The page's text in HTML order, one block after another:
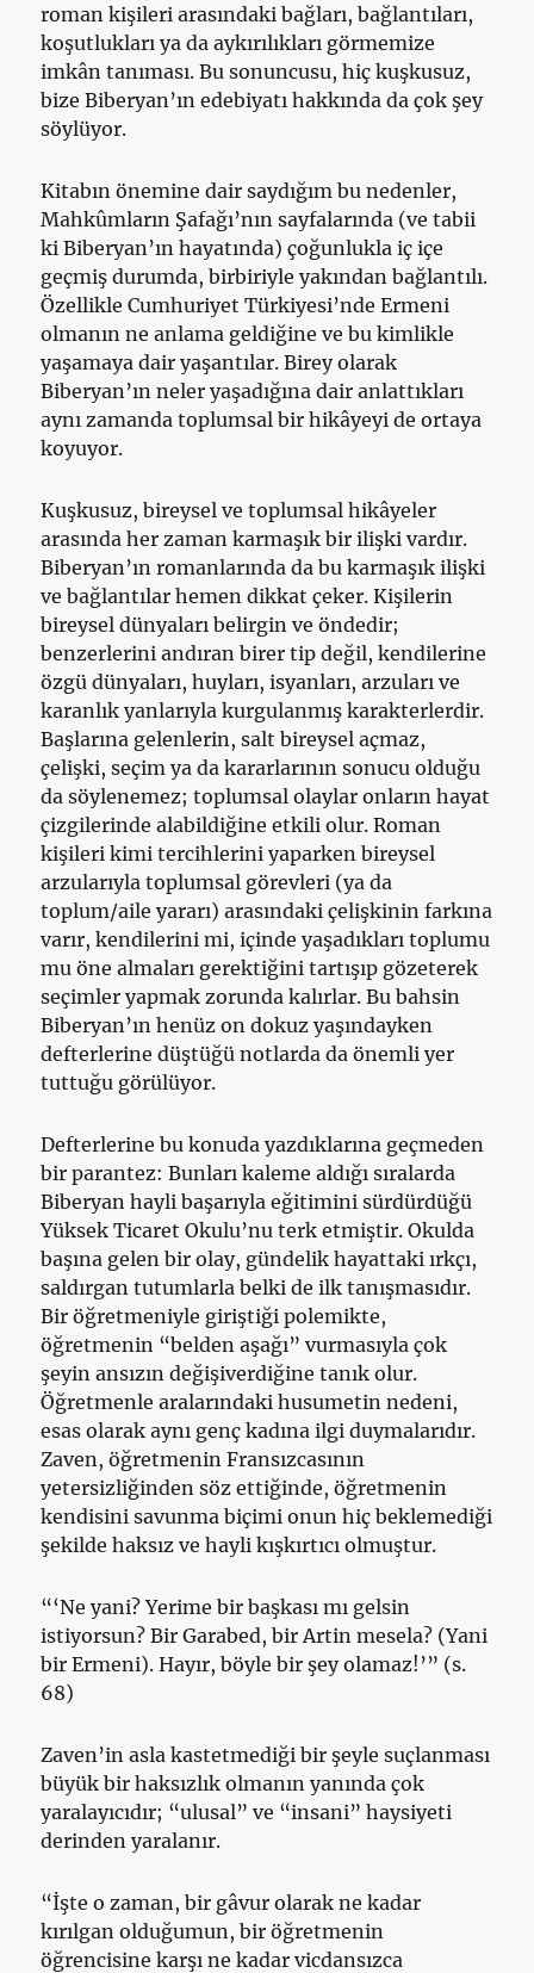
roman kişileri arasındaki bağları, bağlantıları,
koşutlukları ya da aykırılıkları görmemize
imkân tanıması. Bu sonuncusu, hiç kuşkusuz,
bize Biberyan’ın edebiyatı hakkında da çok şey
söylüyor.
Kitabın önemine dair saydığım bu nedenler,
Mahkûmların Şafağı’nın sayfalarında (ve tabii
ki Biberyan’ın hayatında) çoğunlukla iç içe
geçmiş durumda, birbiriyle yakından bağlantılı.
Özellikle Cumhuriyet Türkiyesi’nde Ermeni
olmanın ne anlama geldiğine ve bu kimlikle
yaşamaya dair yaşantılar. Birey olarak
Biberyan’ın neler yaşadığına dair anlattıkları
aynı zamanda toplumsal bir hikâyeyi de ortaya
koyuyor.
Kuşkusuz, bireysel ve toplumsal hikâyeler
arasında her zaman karmaşık bir ilişki vardır.
Biberyan’ın romanlarında da bu karmaşık ilişki
ve bağlantılar hemen dikkat çeker. Kişilerin
bireysel dünyaları belirgin ve öndedir;
benzerlerini andıran birer tip değil, kendilerine
özgü dünyaları, huyları, isyanları, arzuları ve
karanlık yanlarıyla kurgulanmış karakterlerdir.
Başlarına gelenlerin, salt bireysel açmaz,
çelişki, seçim ya da kararlarının sonucu olduğu
da söylenemez; toplumsal olaylar onların hayat
çizgilerinde alabildiğine etkili olur. Roman
kişileri kimi tercihlerini yaparken bireysel
arzularıyla toplumsal görevleri (ya da
toplum/aile yararı) arasındaki çelişkinin farkına
varır, kendilerini mi, içinde yaşadıkları toplumu
mu öne almaları gerektiğini tartışıp gözeterek
seçimler yapmak zorunda kalırlar. Bu bahsin
Biberyan’ın henüz on dokuz yaşındayken
defterlerine düştüğü notlarda da önemli yer
tuttuğu görülüyor.
Defterlerine bu konuda yazdıklarına geçmeden
bir parantez: Bunları kaleme aldığı sıralarda
Biberyan hayli başarıyla eğitimini sürdürdüğü
Yüksek Ticaret Okulu’nu terk etmiştir. Okulda
başına gelen bir olay, gündelik hayattaki ırkçı,
saldırgan tutumlarla belki de ilk tanışmasıdır.
Bir öğretmeniyle giriştiği polemikte,
öğretmenin “belden aşağı” vurmasıyla çok
şeyin ansızın değişiverdiğine tanık olur.
Öğretmenle aralarındaki husumetin nedeni,
esas olarak aynı genç kadına ilgi duymalarıdır.
Zaven, öğretmenin Fransızcasının
yetersizliğinden söz ettiğinde, öğretmenin
kendisini savunma biçimi onun hiç beklemediği
şekilde haksız ve hayli kışkırtıcı olmuştur.
“‘Ne yani? Yerime bir başkası mı gelsin
istiyorsun? Bir Garabed, bir Artin mesela? (Yani
bir Ermeni). Hayır, böy­le bir şey olamaz!’” (s.
68)
Zaven’in asla kastetmediği bir şeyle suçlanması
büyük bir haksızlık olmanın yanında çok
yaralayıcıdır; “ulusal” ve “insani” haysiyeti
derinden yaralanır.
“İşte o zaman, bir gâvur olarak ne kadar
kırılgan olduğu­mun, bir öğretmenin
öğrencisine karşı ne kadar vicdansız­ca